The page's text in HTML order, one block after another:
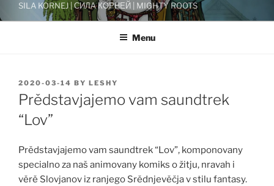
SILA KORNEJ | СИЛА КОРНЕЙ | MIGHTY ROOTS
Menu
POSTED
ON
2020-03-14 BY LESHY
Prědstavjajemo vam saundtrek
“Lov”
Prědstavjajemo vam saundtrek “Lov”, komponovany
specialno za naš animovany komiks o žitju, nravah i
věrě Slovjanov iz ranjego Srědnjevěčja v stilu fantasy.